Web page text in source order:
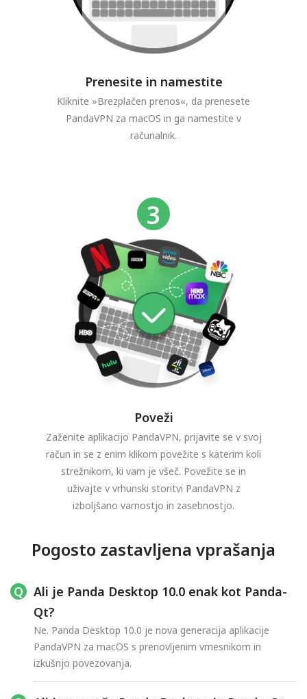
Prenesite in namestite
Kliknite »Brezplačen prenos«, da prenesete
PandaVPN za macOS in ga namestite v
računalnik.
Poveži
Zaženite aplikacijo PandaVPN, prijavite se v svoj
račun in se z enim klikom povežite s katerim koli
strežnikom, ki vam je všeč. Povežite se in
uživajte v vrhunski storitvi PandaVPN z
izboljšano varnostjo in zasebnostjo.
Pogosto zastavljena vprašanja
Ali je Panda Desktop 10.0 enak kot Panda-
Qt?
Ne. Panda Desktop 10.0 je nova generacija aplikacije
PandaVPN za macOS s prenovljenim vmesnikom in
izkušnjo povezovanja.